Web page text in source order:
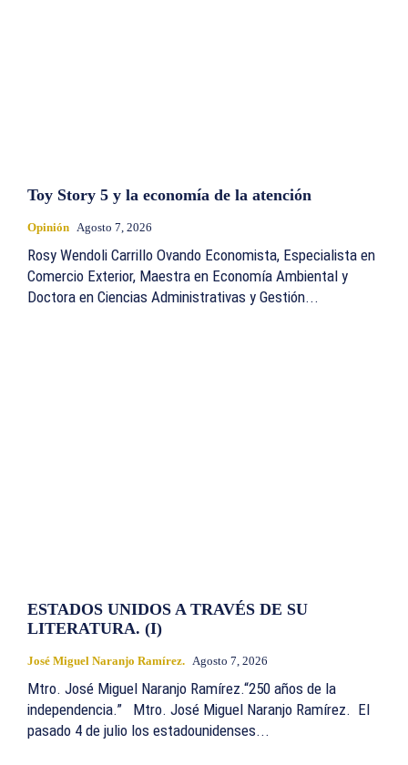
Toy Story 5 y la economía de la atención
Opinión Agosto 7, 2026
Rosy Wendoli Carrillo Ovando Economista, Especialista en
Comercio Exterior, Maestra en Economía Ambiental y
Doctora en Ciencias Administrativas y Gestión...
ESTADOS UNIDOS A TRAVÉS DE SU
LITERATURA. (I)
José Miguel Naranjo Ramírez. Agosto 7, 2026
Mtro. José Miguel Naranjo Ramírez.“250 años de la
independencia.” Mtro. José Miguel Naranjo Ramírez. El
pasado 4 de julio los estadounidenses...